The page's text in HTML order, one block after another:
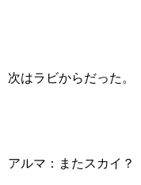
次はラビからだった。
アルマ：またスカイ？